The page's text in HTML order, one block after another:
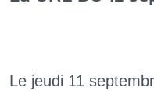
Le jeudi 11